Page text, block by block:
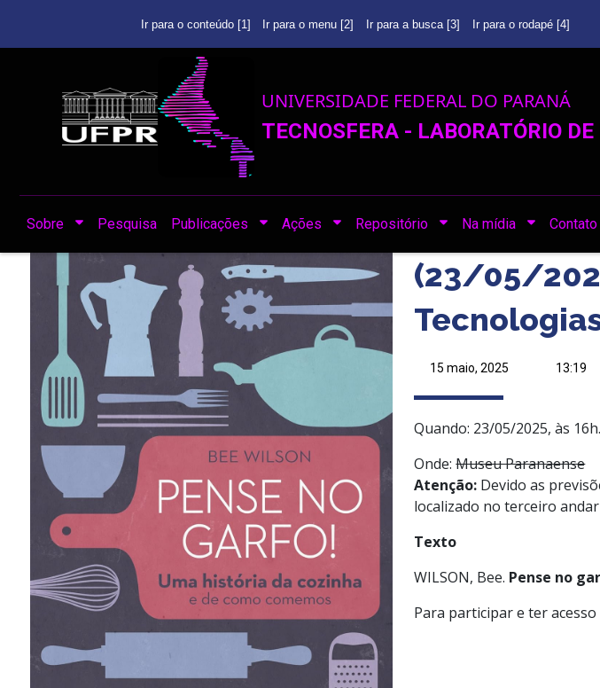
Ir para o conteúdo [1] Ir para o menu [2] Ir para a busca [3] Ir para o rodapé [4]
UNIVERSIDADE FEDERAL DO PARANÁ
TECNOSFERA - LABORATÓRIO
Sobre Pesquisa Publicações Ações Repositório Na mídia Contato
(23/05/
15 maio, 2025 13:19
Quando: 23/05/2025, às 16h.
Onde:Museu Paranaense
Atenção: Devido as
localizado no terceiro
Texto
WILSON, Bee. Pense no
Para participar e ter